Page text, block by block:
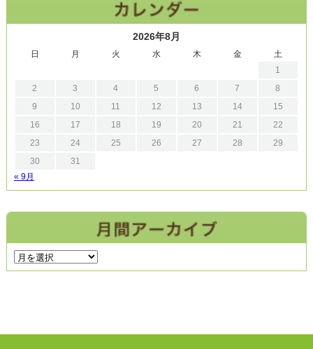
2026年8月
日 月 火 水 木 金
土
1
2
3 4 5 6 7
8
9
10 11 12 13 14
15
16
17 18 19 20 21
22
23
24 25 26 27 28
29
30
31
« 9月